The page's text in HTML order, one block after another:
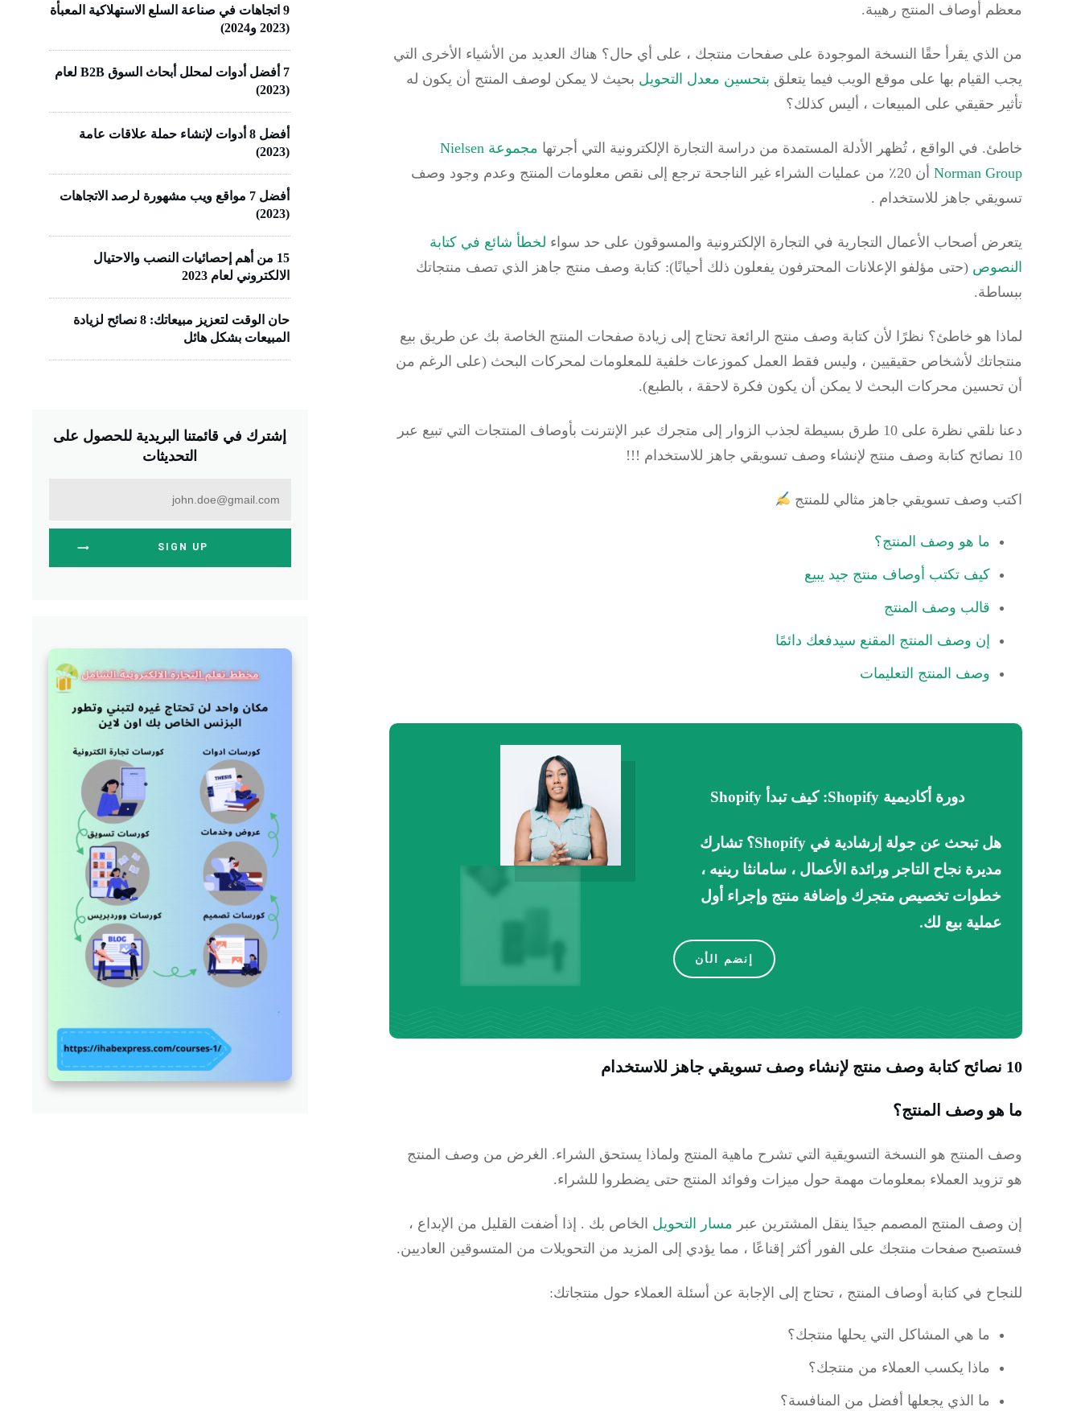
معظم أوصاف المنتج رهيبة.
من الذي يقرأ حقًا النسخة الموجودة على صفحات منتجك ، على أي حال؟ هناك العديد من الأشياء الأخرى التي
يجب القيام بها على موقع الويب فيما يتعلق بتحسين معدل التحويل بحيث لا يمكن لوصف المنتج أن يكون له
تأثير حقيقي على المبيعات ، أليس كذلك؟
خاطئ. في الواقع ، تُظهر الأدلة المستمدة من دراسة التجارة الإلكترونية التي أجرتها
مجموعة Nielsen
Norman Group
أن 20٪ من عمليات الشراء غير الناجحة ترجع إلى نقص معلومات المنتج وعدم وجود وصف
تسويقي جاهز للاستخدام .
يتعرض أصحاب الأعمال التجارية في التجارة الإلكترونية والمسوقون على حد سواء لخطأ شائع في كتابة
النصوص (حتى مؤلفو الإعلانات المحترفون يفعلون ذلك أحيانًا): كتابة وصف منتج جاهز الذي تصف منتجاتك
ببساطة.
لماذا هو خاطئ؟ نظرًا لأن كتابة وصف منتج الرائعة تحتاج إلى زيادة صفحات المنتج الخاصة بك عن طريق بيع
منتجاتك لأشخاص حقيقيين ، وليس فقط العمل كموزعات خلفية للمعلومات لمحركات البحث (على الرغم من
أن تحسين محركات البحث لا يمكن أن يكون فكرة لاحقة ، بالطبع).
دعنا نلقي نظرة على 10 طرق بسيطة لجذب الزوار إلى متجرك عبر الإنترنت بأوصاف المنتجات التي تبيع عبر
10 نصائح كتابة وصف منتج لإنشاء وصف تسويقي جاهز للاستخدام !!!
اكتب وصف تسويقي جاهز مثالي للمنتج
ما هو وصف المنتج؟
كيف تكتب أوصاف منتج جيد يبيع
قالب وصف المنتج
إن وصف المنتج المقنع سيدفعك دائمًا
وصف المنتج التعليمات
دورة أكاديمية Shopify: كيف تبدأ Shopify
هل تبحث عن جولة إرشادية في Shopify؟
تشارك
مديرة نجاح التاجر ورائدة الأعمال ، سامانثا رينيه ،
خطوات تخصيص متجرك وإضافة منتج وإجراء أول
عملية بيع لك.
إنضم الأن
10 نصائح كتابة وصف منتج لإنشاء وصف تسويقي جاهز للاستخدام
ما هو وصف المنتج؟
وصف المنتج هو النسخة التسويقية التي تشرح ماهية المنتج ولماذا يستحق الشراء. الغرض من وصف المنتج
هو تزويد العملاء بمعلومات مهمة حول ميزات وفوائد المنتج حتى يضطروا للشراء.
إن وصف المنتج المصمم جيدًا ينقل المشترين عبر مسار التحويل الخاص بك . إذا أضفت القليل من الإبداع ،
فستصبح صفحات منتجك على الفور أكثر إقناعًا ، مما يؤدي إلى المزيد من التحويلات من المتسوقين العاديين.
للنجاح في كتابة أوصاف المنتج ، تحتاج إلى الإجابة عن أسئلة العملاء حول منتجاتك:
ما هي المشاكل التي يحلها منتجك؟
ماذا يكسب العملاء من منتجك؟
ما الذي يجعلها أفضل من المنافسة؟
9 اتجاهات في صناعة السلع الاستهلاكية المعبأة
(2023 و2024)
7 أفضل أدوات لمحلل أبحاث السوق B2B لعام
(2023)
أفضل 8 أدوات لإنشاء حملة علاقات عامة
(2023)
أفضل 7 مواقع ويب مشهورة لرصد الاتجاهات
(2023)
15 من أهم إحصائيات النصب والاحتيال
الالكتروني لعام 2023
حان الوقت لتعزيز مبيعاتك: 8 نصائح لزيادة
المبيعات بشكل هائل
إشترك في قائمتنا البريدية للحصول على
التحديثات
SIGN UP